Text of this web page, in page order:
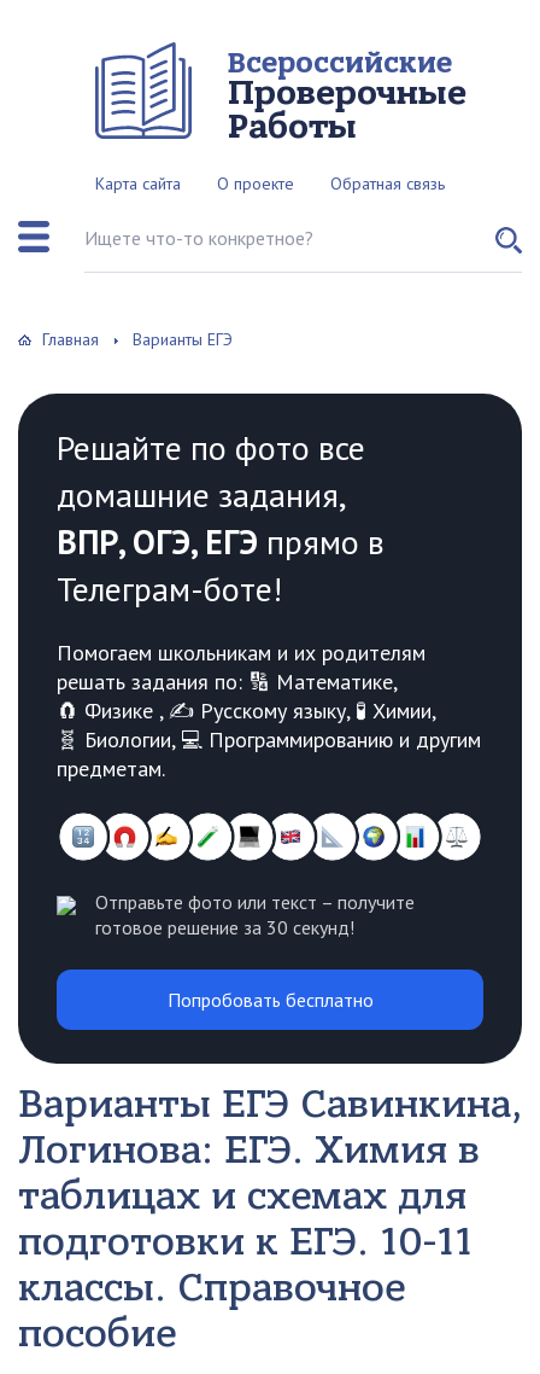
Всероссийские
Проверочные
Работы
Карта сайта О проекте Обратная связь
Поиск по сайту
Главная Варианты ЕГЭ
Решайте по фото все
домашние задания,
ВПР, ОГЭ, ЕГЭ прямо в
Телеграм-боте!
Помогаем школьникам и их родителям
решать задания по: 🔢 Математике,
🧲 Физике , ✍️ Русскому языку, 🧪 Химии,
🧬 Биологии, 💻 Программированию и другим
предметам.
Отправьте фото или текст – получите
готовое решение за 30 секунд!
Попробовать бесплатно
Варианты ЕГЭ Савинкина,
Логинова: ЕГЭ. Химия в
таблицах и схемах для
подготовки к ЕГЭ. 10-11
классы. Справочное
пособие